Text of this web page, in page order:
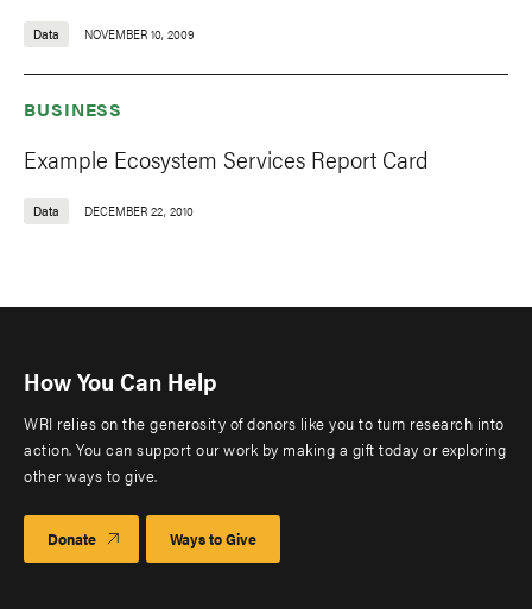
Data NOVEMBER 10, 2009
BUSINESS
Example Ecosystem Services Report Card
Data DECEMBER 22, 2010
How You Can Help
WRI relies on the generosity of donors like you to turn research into
action. You can support our work by making a gift today or exploring
other ways to give.
Donate Ways to Give